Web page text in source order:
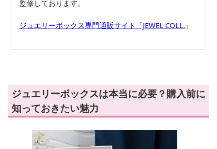
監修しております。
ジュエリーボックス専門通販サイト「JEWEL COLL. 」
ジュエリーボックスは本当に必要？購入前に
知っておきたい魅力